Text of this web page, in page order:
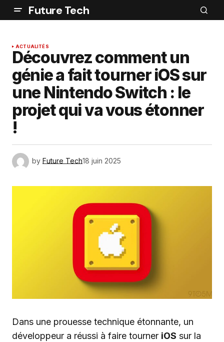
Future Tech
ACTUALITÉS
Découvrez comment un
génie a fait tourner iOS sur
une Nintendo Switch : le
projet qui va vous étonner
!
by Future Tech18 juin 2025
Dans une prouesse technique étonnante, un
développeur a réussi à faire tourner iOS sur la